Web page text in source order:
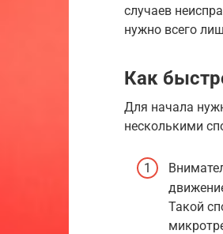
случаев
нужно всего
Как
Для начала
несколькими
Такой